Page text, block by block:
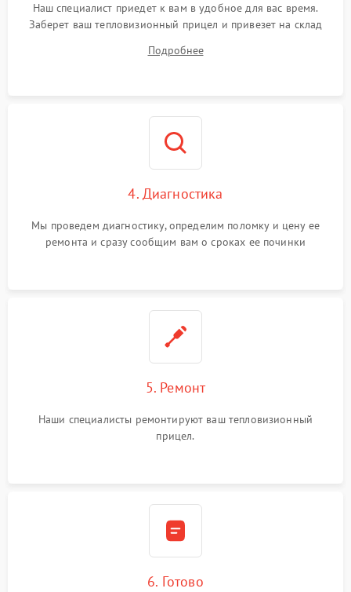
Наш специалист приедет к вам в удобное для вас время.
Заберет ваш тепловизионный прицел и привезет на склад
Подробнее
4. Диагностика
Мы проведем диагностику, определим поломку и цену ее
ремонта и сразу сообщим вам о сроках ее починки
5. Ремонт
Наши специалисты ремонтируют ваш тепловизионный
прицел.
6. Готово